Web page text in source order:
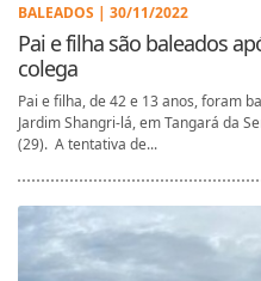
BALEADOS | 30/11/2022
Pai e filha são baleados
colega
Pai e filha, de 42 e 13 anos, foram
Jardim Shangri-lá, em Tangará da
(29). A tentativa de...